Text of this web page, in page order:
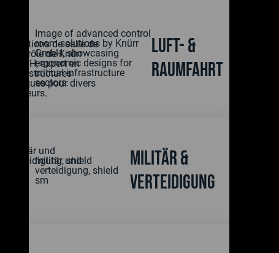
Luft- &
Raumfahrt
Militär &
Verteidigung